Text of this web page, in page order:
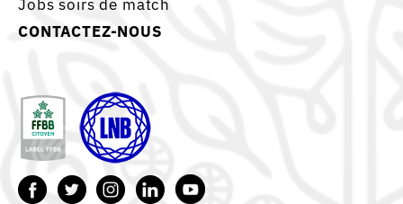
Jobs soirs de match
CONTACTEZ-NOUS